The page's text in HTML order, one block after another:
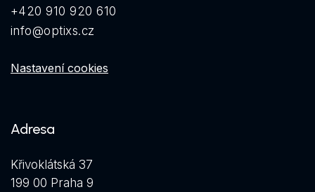
+420 910 920 610
info@optixs.cz
Nastavení cookies
Adresa
Křivoklátská 37
199 00 Praha 9